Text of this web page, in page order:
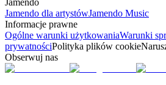
Jamendo dla artystówJamendo Music
Informacje prawne
Ogólne warunki użytkowaniaWarunki
prywatnościPolityka plików cookie
Obserwuj nas